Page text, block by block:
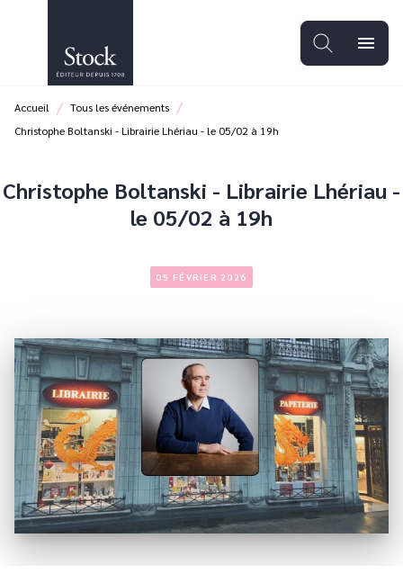
PIED DE PAGE
menu
Accueil / Tous les événements /
Christophe Boltanski - Librairie Lhériau - le 05/02 à 19h
Christophe Boltanski - Librairie Lhériau -
le 05/02 à 19h
05 FÉVRIER 2026